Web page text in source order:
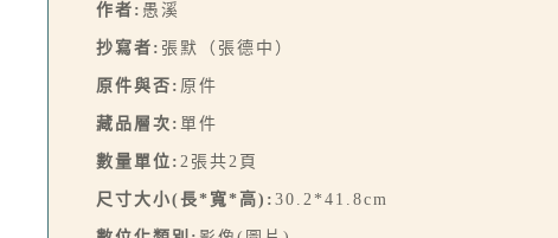
作者: 愚溪
抄寫者: 張默（張德中）
原件與否: 原件
藏品層次: 單件
數量單位: 2張共2頁
尺寸大小(長*寬*高): 30.2*41.8cm